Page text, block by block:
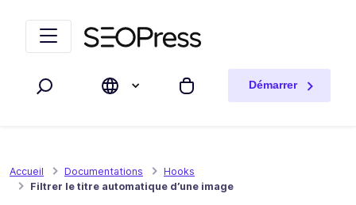
Rechercher Mon panier
Démarrer
Accueil Documentations
Hooks
Filtrer le titre automatique d’une image